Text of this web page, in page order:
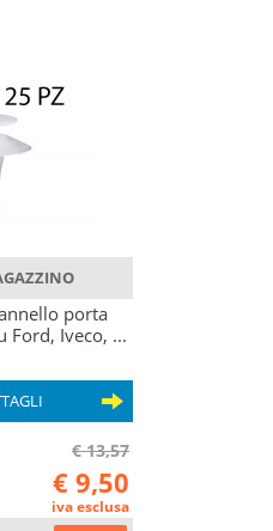
porta
Ford, Iveco, ...
€ 13,57
€ 9,50
iva esclusa